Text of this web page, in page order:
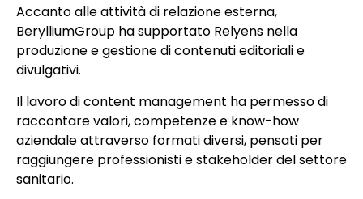
Accanto alle attività di relazione esterna,
BerylliumGroup ha supportato Relyens nella
produzione e gestione di contenuti editoriali e
divulgativi.
Il lavoro di content management ha permesso di
raccontare valori, competenze e know-how
aziendale attraverso formati diversi, pensati per
raggiungere professionisti e stakeholder del settore
sanitario.